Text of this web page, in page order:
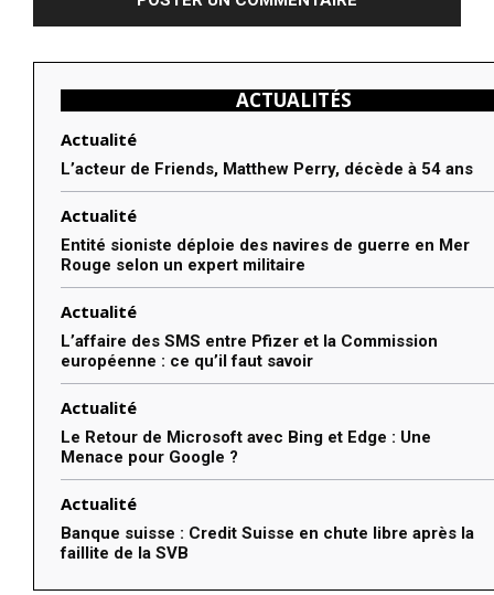
ACTUALITÉS
Actualité
L’acteur de Friends, Matthew Perry, décède à 54 ans
Actualité
Entité sioniste déploie des navires de guerre en Mer
Rouge selon un expert militaire
Actualité
L’affaire des SMS entre Pfizer et la Commission
européenne : ce qu’il faut savoir
Actualité
Le Retour de Microsoft avec Bing et Edge : Une
Menace pour Google ?
Actualité
Banque suisse : Credit Suisse en chute libre après la
faillite de la SVB